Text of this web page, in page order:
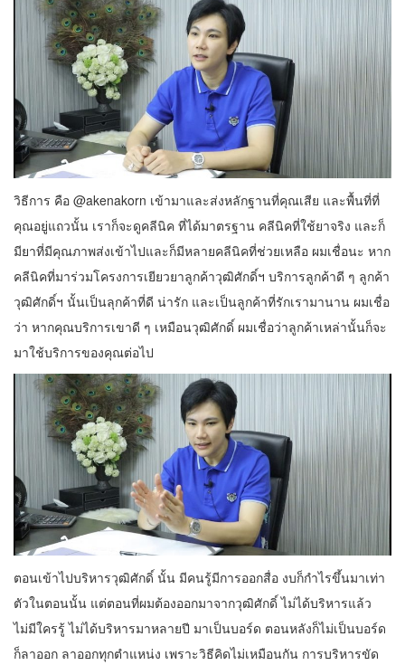
วิธีการ คือ @akenakorn เข้ามาและส่งหลักฐานที่คุณเสีย และพื้นที่ที่
คุณอยู่แถวนั้น เราก็จะดูคลีนิค ที่ได้มาตรฐาน คลีนิคที่ใช้ยาจริง และก็
มียาที่มีคุณภาพส่งเข้าไปและก็มีหลายคลีนิคที่ช่วยเหลือ ผมเชื่อนะ หาก
คลีนิคที่มาร่วมโครงการเยียวยาลูกค้าวุฒิศักดิ์ฯ บริการลูกค้าดี ๆ ลูกค้า
วุฒิศักดิ์ฯ นั้นเป็นลุกค้าที่ดี น่ารัก และเป็นลูกค้าที่รักเรามานาน ผมเชื่อ
ว่า หากคุณบริการเขาดี ๆ เหมือนวุฒิศักดิ์ ผมเชื่อว่าลูกค้าเหล่านั้นก็จะ
มาใช้บริการของคุณต่อไป
ตอนเข้าไปบริหารวุฒิศักดิ์ นั้น มีคนรู้มีการออกสื่อ งบก็กำไรขึ้นมาเท่า
ตัวในตอนนั้น แต่ตอนที่ผมต้องออกมาจากวุฒิศักดิ์ ไม่ได้บริหารแล้ว
ไม่มีใครรู้ ไม่ได้บริหารมาหลายปี มาเป็นบอร์ด ตอนหลังก็ไม่เป็นบอร์ด
ก็ลาออก ลาออกทุกตำแหน่ง เพราะวิธีคิดไม่เหมือนกัน การบริหารขัด